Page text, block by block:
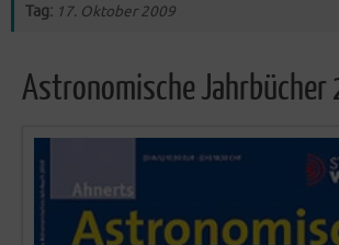
Tag: 17. Oktober 2009
Astronomische Jahrbücher